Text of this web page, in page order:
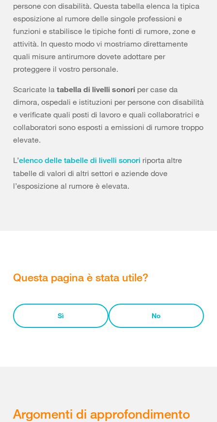
persone con disabilità. Questa tabella elenca la tipica
esposizione al rumore delle singole professioni e
funzioni e stabilisce le tipiche fonti di rumore, zone e
attività. In questo modo vi mostriamo direttamente
quali misure antirumore dovete adottare per
proteggere il vostro personale.
Scaricate la tabella di livelli sonori per case da
dimora, ospedali e istituzioni per persone con disabilità
e verificate quali posti di lavoro e quali collaboratrici e
collaboratori sono esposti a emissioni di rumore troppo
elevate.
L’elenco delle tabelle di livelli sonori riporta altre
tabelle di valori di altri settori e aziende dove
l’esposizione al rumore è elevata.
Questa pagina è stata utile?
Sì No
Argomenti di approfondimento